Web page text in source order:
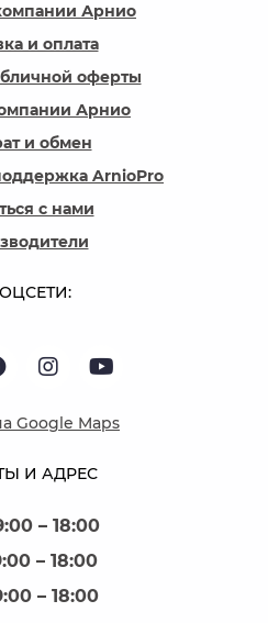
И АДРЕС
– 18:00
– 18:00
– 18:00
Арнио
и оплата
оферты
Арнио
и обмен
ArnioPro
с нами
Google Maps